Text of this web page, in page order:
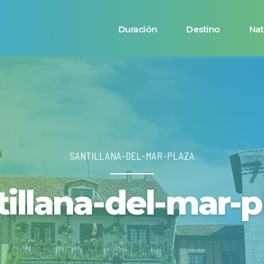
Duración Destino
SANTILLANA-DEL-MAR-PLAZA
del-mar-